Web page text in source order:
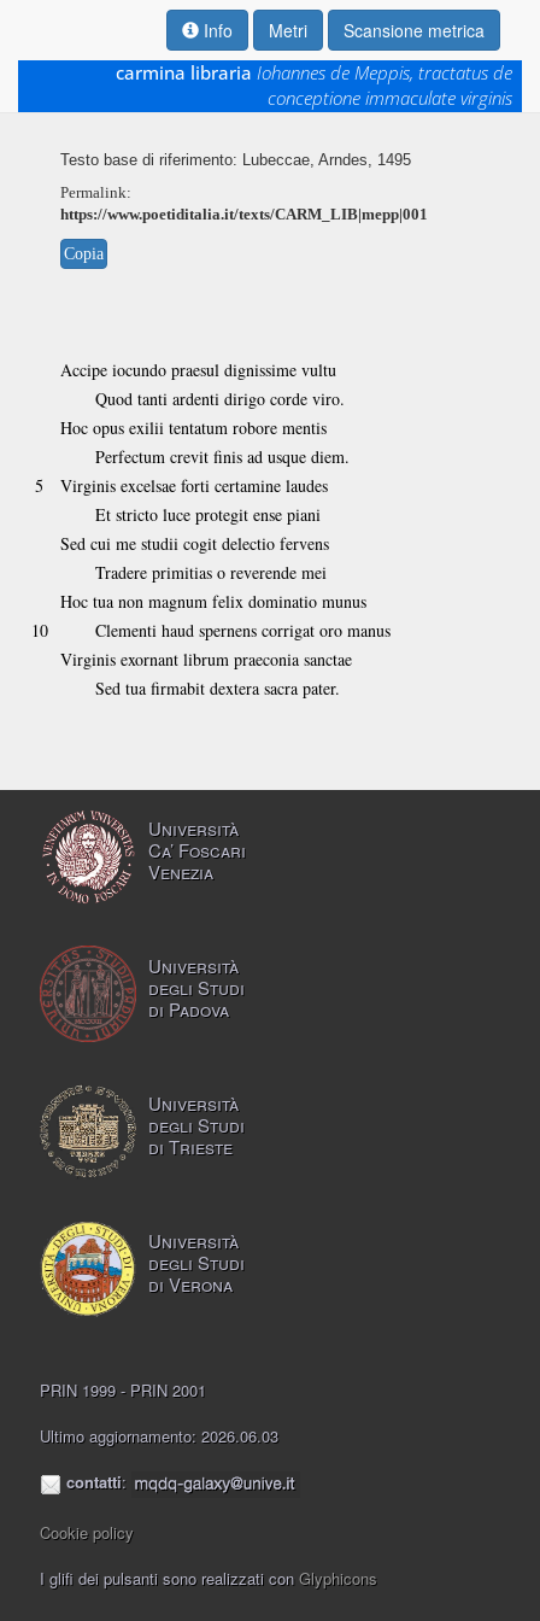
Info Metri
Scansione metrica
carmina libraria Iohannes de Meppis, tractatus de
conceptione immaculate virginis
Testo base di riferimento: Lubeccae, Arndes, 1495
Permalink:
https://www.poetiditalia.it/texts/CARM_LIB|mepp|001
Copia
Accipe iocundo praesul dignissime vultu
Quod tanti ardenti dirigo corde viro.
Hoc opus exilii tentatum robore mentis
Perfectum crevit finis ad usque diem.
5
Virginis excelsae forti certamine laudes
Et stricto luce protegit ense piani
Sed cui me studii cogit delectio fervens
Tradere primitias o reverende mei
Hoc tua non magnum felix dominatio munus
10
Clementi haud spernens corrigat oro manus
Virginis exornant librum praeconia sanctae
Sed tua firmabit dextera sacra pater.
Università
Ca’ Foscari
Venezia
Università
degli Studi
di Padova
Università
degli Studi
di Trieste
Università
degli Studi
di Verona
PRIN 1999 - PRIN 2001
Ultimo aggiornamento: 2026.06.03
contatti:
Cookie policy
I glifi dei pulsanti sono realizzati conGlyphicons